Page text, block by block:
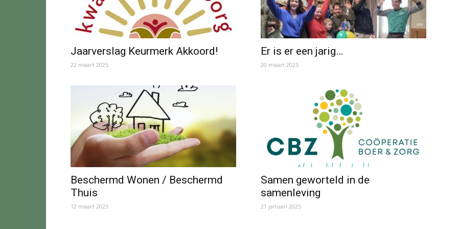
Jaarverslag Keurmerk Akkoord!
22 maart 2025
Er is er een jarig…
20 maart 2025
Beschermd Wonen / Beschermd
Thuis
12 maart 2025
Samen geworteld in de
samenleving
21 januari 2025